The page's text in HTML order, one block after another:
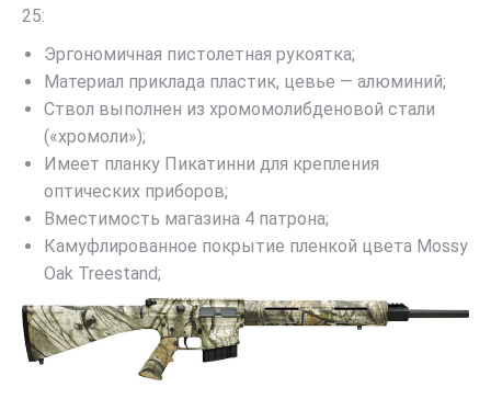
25:
Эргономичная пистолетная рукоятка;
Материал приклада пластик, цевье — алюминий;
Ствол выполнен из хромомолибденовой стали
(«хромоли»);
Имеет планку Пикатинни для крепления
оптических приборов;
Вместимость магазина 4 патрона;
Камуфлированное покрытие пленкой цвета Mossy
Oak Treestand;